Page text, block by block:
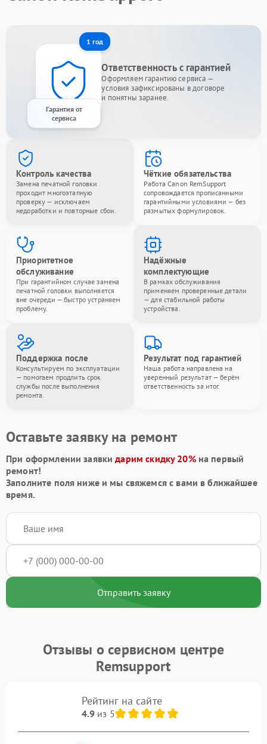
1 год
Гарантия от
сервиса
Ответственность с гарантией
Оформляем гарантию сервиса —
условия зафиксированы в договоре
и понятны заранее.
Контроль качества
Замена печатной головки
проходит многоэтапную
проверку — исключаем
недоработки и повторные сбои.
Чёткие обязательства
Работа Canon RemSupport
сопровождается прописанными
гарантийными условиями — без
размытых формулировок.
Приоритетное
обслуживание
При гарантийном случае замена
печатной головки выполняется
вне очереди — быстро устраняем
проблему.
Надёжные
комплектующие
В рамках обслуживания
применяем проверенные детали
— для стабильной работы
устройства.
Поддержка после
Консультируем по эксплуатации
— помогаем продлить срок
службы после выполнения
ремонта.
Результат под гарантией
Наша работа направлена на
уверенный результат — берём
ответственность за итог.
Оставьте заявку на ремонт
При оформлении заявкидарим скидку 20%на первый
ремонт!
Заполните поля ниже и мы свяжемся с вами в ближайшее
время.
Отправить заявку
Отзывы о сервисном центре
Remsupport
Рейтинг на сайте
4.9из 5